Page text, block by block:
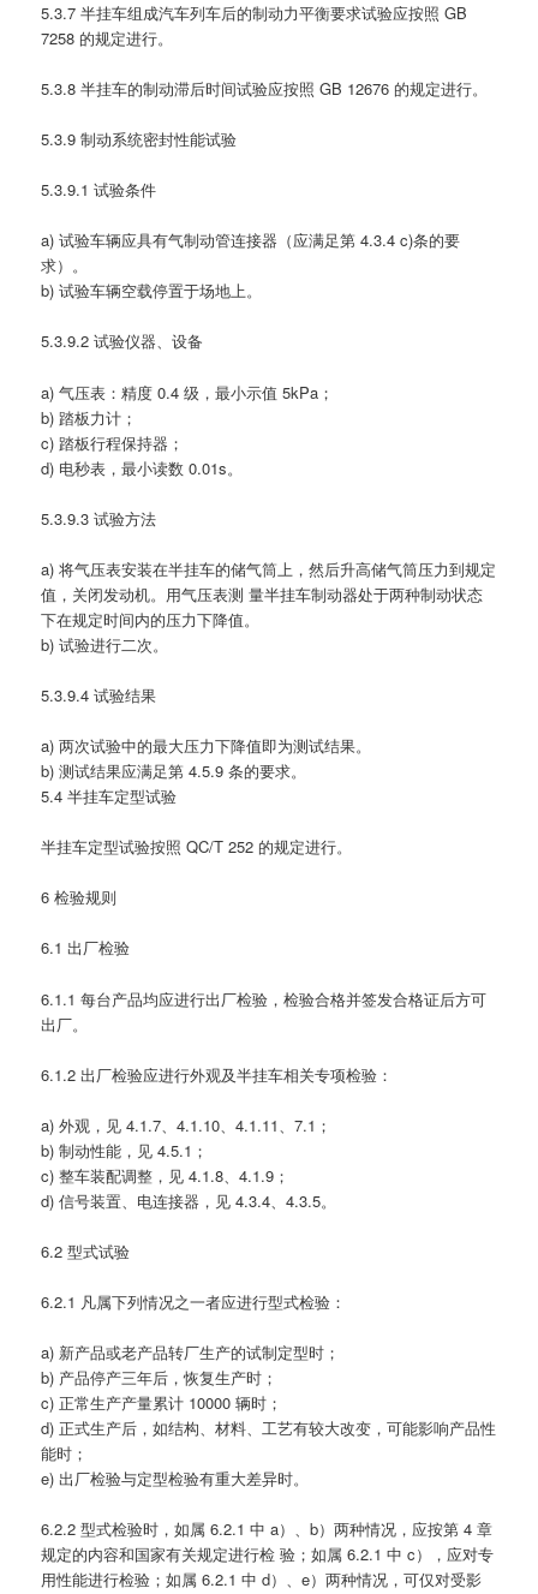
5.3.7 半挂车组成汽车列车后的制动力平衡要求试验应按照 GB
7258 的规定进行。
5.3.8 半挂车的制动滞后时间试验应按照 GB 12676 的规定进行。
5.3.9 制动系统密封性能试验
5.3.9.1 试验条件
a) 试验车辆应具有气制动管连接器（应满足第 4.3.4 c)条的要
求）。
b) 试验车辆空载停置于场地上。
5.3.9.2 试验仪器、设备
a) 气压表：精度 0.4 级，最小示值 5kPa；
b) 踏板力计；
c) 踏板行程保持器；
d) 电秒表，最小读数 0.01s。
5.3.9.3 试验方法
a) 将气压表安装在半挂车的储气筒上，然后升高储气筒压力到规定
值，关闭发动机。用气压表测 量半挂车制动器处于两种制动状态
下在规定时间内的压力下降值。
b) 试验进行二次。
5.3.9.4 试验结果
a) 两次试验中的最大压力下降值即为测试结果。
b) 测试结果应满足第 4.5.9 条的要求。
5.4 半挂车定型试验
半挂车定型试验按照 QC/T 252 的规定进行。
6 检验规则
6.1 出厂检验
6.1.1 每台产品均应进行出厂检验，检验合格并签发合格证后方可
出厂。
6.1.2 出厂检验应进行外观及半挂车相关专项检验：
a) 外观，见 4.1.7、4.1.10、4.1.11、7.1；
b) 制动性能，见 4.5.1；
c) 整车装配调整，见 4.1.8、4.1.9；
d) 信号装置、电连接器，见 4.3.4、4.3.5。
6.2 型式试验
6.2.1 凡属下列情况之一者应进行型式检验：
a) 新产品或老产品转厂生产的试制定型时；
b) 产品停产三年后，恢复生产时；
c) 正常生产产量累计 10000 辆时；
d) 正式生产后，如结构、材料、工艺有较大改变，可能影响产品性
能时；
e) 出厂检验与定型检验有重大差异时。
6.2.2 型式检验时，如属 6.2.1 中 a）、b）两种情况，应按第 4 章
规定的内容和国家有关规定进行检 验；如属 6.2.1 中 c），应对专
用性能进行检验；如属 6.2.1 中 d）、e）两种情况，可仅对受影